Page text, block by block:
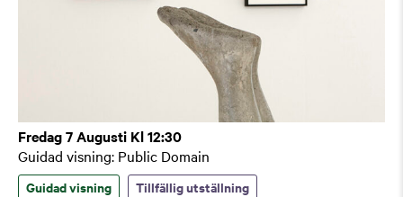
Fredag 7 Augusti Kl 12:30
Guidad visning: Public Domain
Guidad visning Tillfällig utställning